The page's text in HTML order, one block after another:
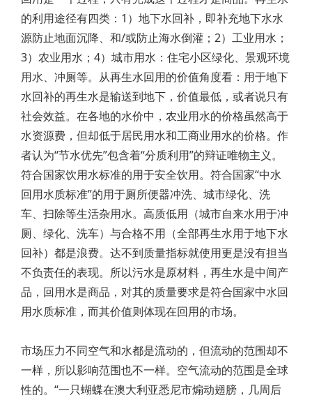
的利用途径有四类：1）地下水回补，即补充地下水水
源防止地面沉降、和/或防止海水倒灌；2）工业用水；
3）农业用水；4）城市用水：住宅小区绿化、景观环境
用水、冲厕等。从再生水回用的价值角度看：用于地下
水回补的再生水是输送到地下，价值最低，或者说只有
社会效益。在各地的水价中，农业用水的价格虽然高于
水资源费，但却低于居民用水和工商业用水的价格。作
者认为“节水优先”包含着“分质利用”的辩证唯物主义。
符合国家饮用水标准的用于安全饮用。符合国家“中水
回用水质标准”的用于厕所便器冲洗、城市绿化、洗
车、扫除等生活杂用水。高质低用（城市自来水用于冲
厕、绿化、洗车）与合格不用（全部再生水用于地下水
回补）都是浪费。达不到质量指标就使用更是没有担当
不负责任的表现。所以污水是原材料，再生水是中间产
品，回用水是商品，对其的质量要求是符合国家中水回
用水质标准，而其价值则体现在回用的市场。
市场压力不同空气和水都是流动的，但流动的范围却不
一样，所以影响范围也不一样。空气流动的范围是全球
性的。“一只蝴蝶在澳大利亚悉尼市煽动翅膀，几周后